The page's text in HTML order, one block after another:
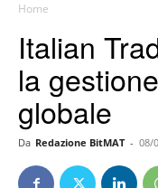
Home
Italian
la
globale
Da Redazione BitMAT - 08/